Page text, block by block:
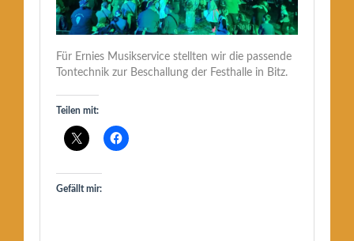
Für Ernies Musikservice stellten wir die passende
Tontechnik zur Beschallung der Festhalle in Bitz.
Teilen mit:
Gefällt mir: